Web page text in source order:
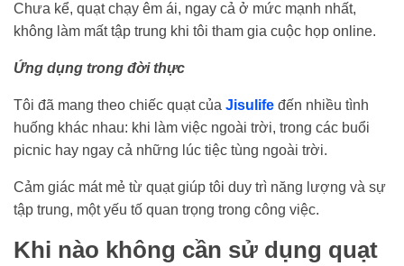
Chưa kể, quạt chạy êm ái, ngay cả ở mức mạnh nhất,
không làm mất tập trung khi tôi tham gia cuộc họp online.
Ứng dụng trong đời thực
Tôi đã mang theo chiếc quạt của Jisulife đến nhiều tình
huống khác nhau: khi làm việc ngoài trời, trong các buổi
picnic hay ngay cả những lúc tiệc tùng ngoài trời.
Cảm giác mát mẻ từ quạt giúp tôi duy trì năng lượng và sự
tập trung, một yếu tố quan trọng trong công việc.
Khi nào không cần sử dụng quạt